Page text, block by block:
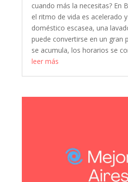
cuando más la necesitas? En
el ritmo de vida es acelerado
doméstico escasea, una
puede convertirse en un gran
se acumula, los horarios se
leer más